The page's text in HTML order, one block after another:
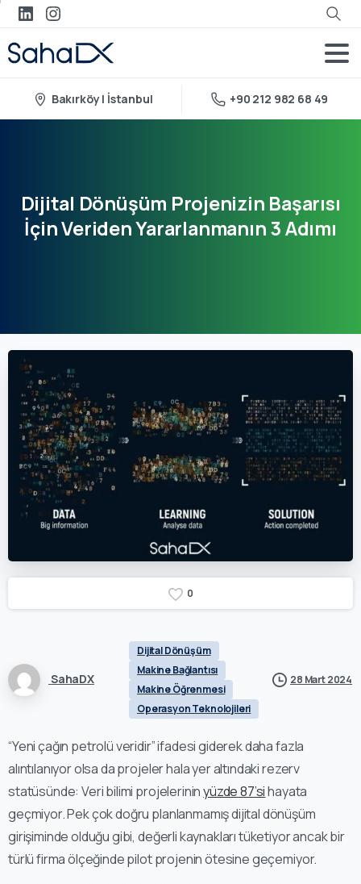
Bakırköy | İstanbul +90 212 982 68 49
Dijital Dönüşüm Projenizin Başarısı
İçinVeridenYararlanmanın3Adımı
0
SahaDX
Dijital Dönüşüm
Makine Bağlantısı
Makine Öğrenmesi
Operasyon Teknolojileri
28 Mart 2024
“Yeni çağın petrolü veridir” ifadesi giderek daha fazla
alıntılanıyor olsa da projeler hala yer altındaki rezerv
statüsünde: Veri bilimi projelerininyüzde 87’sihayata
geçmiyor. Pek çok doğru planlanmamış dijital dönüşüm
girişiminde olduğu gibi, değerli kaynakları tüketiyor ancak bir
türlü firma ölçeğinde pilot projenin ötesine geçemiyor.